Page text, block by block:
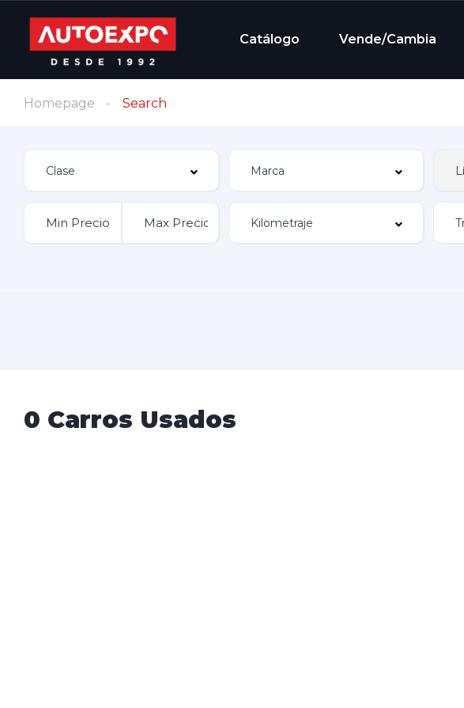
Catálogo Vende/Cambia
Homepage Search
0 Carros Usados